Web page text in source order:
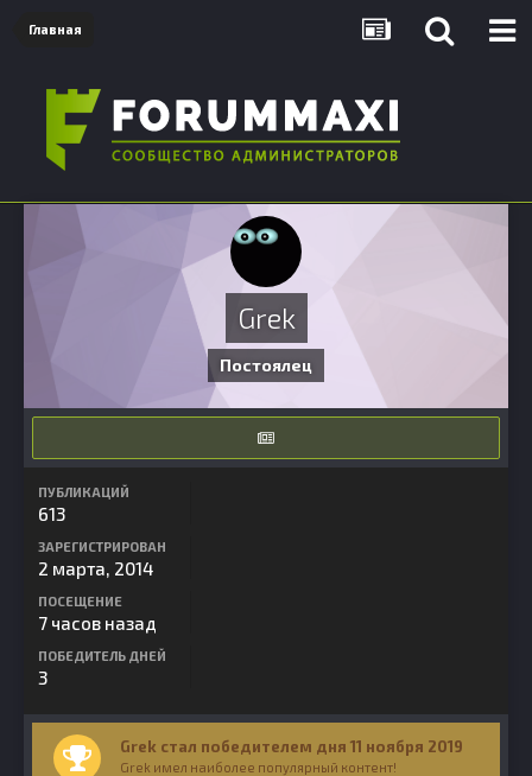
Главная
Grek
Постоялец
ПУБЛИКАЦИЙ
613
ЗАРЕГИСТРИРОВАН
2 марта, 2014
ПОСЕЩЕНИЕ
7 часов назад
ПОБЕДИТЕЛЬ ДНЕЙ
3
Grek стал победителем дня 11 ноября 2019
Grek имел наиболее популярный контент!